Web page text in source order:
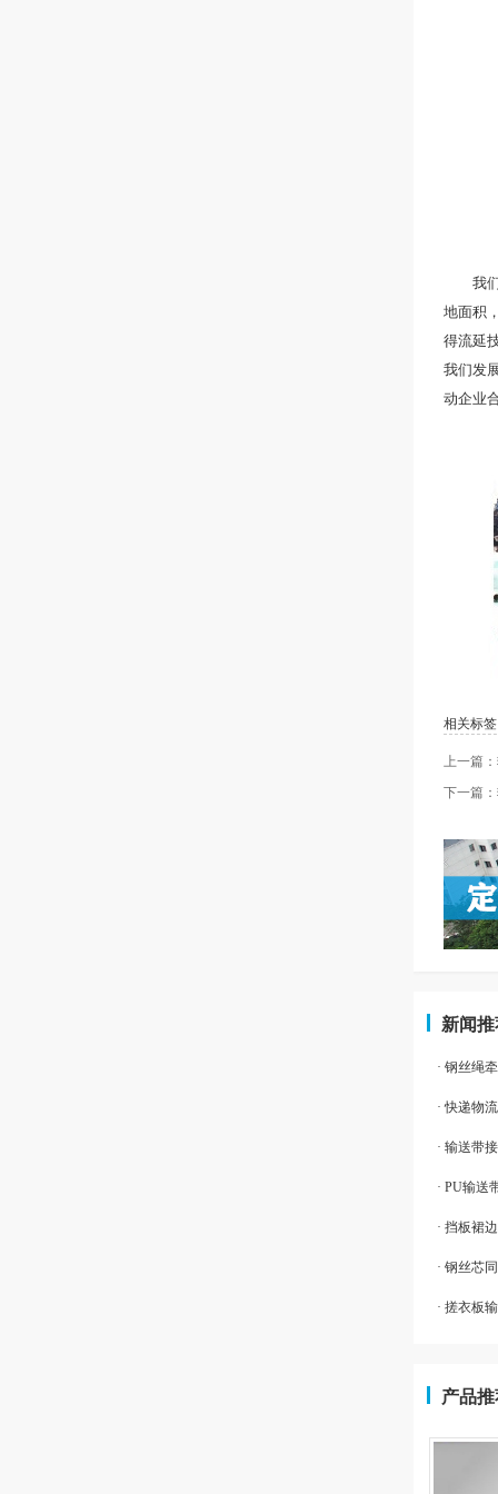
我们
地面积
得流延
我们发
动企业
相关标签
上一篇
下一篇
新闻
· 钢丝绳
· 快递物
· 输送带
· PU输送
· 挡板裙
· 钢丝芯
· 搓衣板
产品